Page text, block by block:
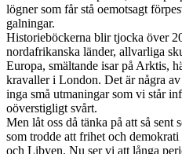
lögner som får stå oemotsagt
galningar.
Historieböckerna blir tjocka över
nordafrikanska länder, allvarliga
Europa, smältande isar på Arktis,
kravaller i London. Det är några
inga små utmaningar som vi står
oöverstigligt svårt.
Men låt oss då tänka på att så sent
som trodde att frihet och
och Libyen. Nu ser vi att långa